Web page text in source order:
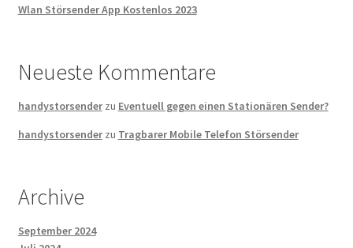
Wlan Störsender App Kostenlos 2023
Neueste Kommentare
handystorsenderzu Eventuell gegen einen Stationären Sender?
handystorsenderzu Tragbarer Mobile Telefon Störsender
Archive
September 2024